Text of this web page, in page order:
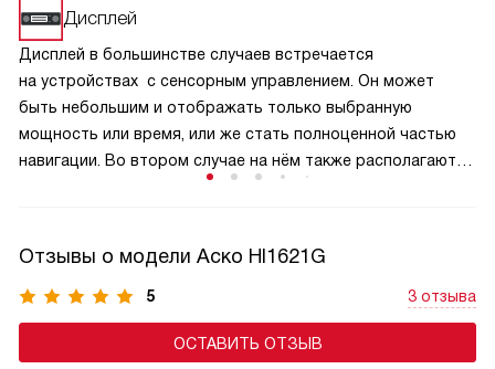
Включается и выключается блокировка при помощи
специальной кнопки. Когда плита находится в этом
режиме, она потребляет не больше энергии, чем
в экономном.
Дисплей
Дисплей в большинстве случаев встречается
на устройствах с сенсорным управлением. Он может
быть небольшим и отображать только выбранную
мощность или время, или же стать полноценной частью
навигации. Во втором случае на нём также располагаются
Отзывы о модели Аско HI1621G
5 3 отзыва
ОСТАВИТЬ ОТЗЫВ